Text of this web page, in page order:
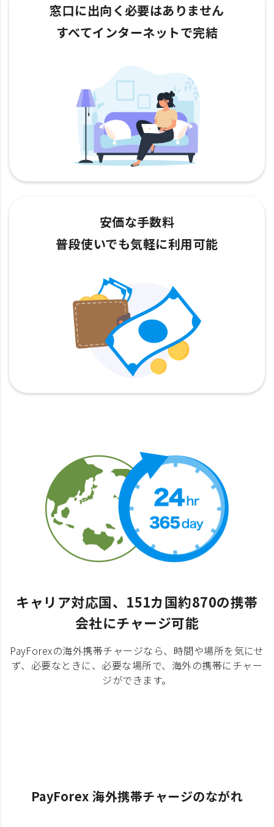
窓口に出向く必要はありません
すべてインターネットで完結
安価な手数料
普段使いでも気軽に利用可能
キャリア対応国、151カ国約870の携帯
会社にチャージ可能
PayForexの海外携帯チャージなら、時間や場所を気にせ
ず、必要なときに、必要な場所で、海外の携帯にチャー
ジができます。
PayForex 海外携帯チャージのながれ